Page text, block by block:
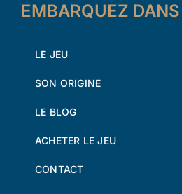
EMBARQUEZ DANS
LE JEU
SON ORIGINE
LE BLOG
ACHETER LE JEU
CONTACT